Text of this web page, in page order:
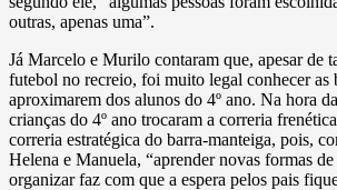
outras, apenas uma”.
Já Marcelo e Murilo contaram que, apesar de
futebol no recreio, foi muito legal conhecer as
aproximarem dos alunos do 4º ano. Na hora
crianças do 4º ano trocaram a correria
correria estratégica do barra-manteiga, pois,
Helena e Manuela, “aprender novas formas
organizar faz com que a espera pelos pais